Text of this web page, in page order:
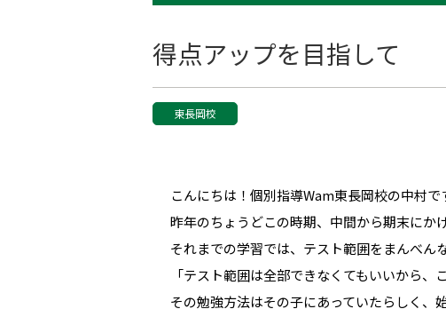
得点アップを目指して
東長岡校
こんにちは！個別指導Wam東長岡校の中村で
昨年のちょうどこの時期、中間から期末にか
それまでの学習では、テスト範囲をまんべん
「テスト範囲は全部できなくてもいいから、
その勉強方法はその子にあっていたらしく、